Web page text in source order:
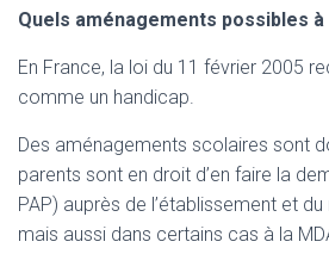
Quels aménagements possibles à
En France, la loi du 11 février 2005
comme un handicap.
Des aménagements scolaires sont
parents sont en droit d’en faire la
PAP) auprès de l’établissement et
mais aussi dans certains cas à la